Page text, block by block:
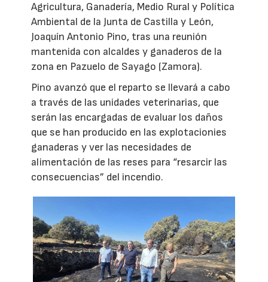
Agricultura, Ganadería, Medio Rural y Política
Ambiental de la Junta de Castilla y León,
Joaquín Antonio Pino, tras una reunión
mantenida con alcaldes y ganaderos de la
zona en Pazuelo de Sayago (Zamora).
Pino avanzó que el reparto se llevará a cabo
a través de las unidades veterinarias, que
serán las encargadas de evaluar los daños
que se han producido en las explotacionies
ganaderas y ver las necesidades de
alimentación de las reses para “resarcir las
consecuencias” del incendio.